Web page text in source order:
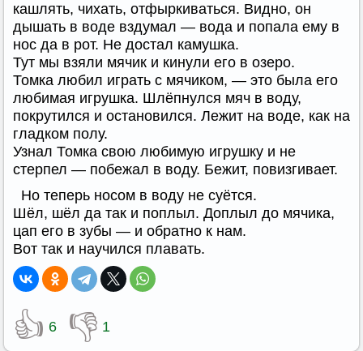
кашлять, чихать, отфыркиваться. Видно, он
дышать в воде вздумал — вода и попала ему в
нос да в рот. Не достал камушка.
Тут мы взяли мячик и кинули его в озеро.
Томка любил играть с мячиком, — это была его
любимая игрушка. Шлёпнулся мяч в воду,
покрутился и остановился. Лежит на воде, как на
гладком полу.
Узнал Томка свою любимую игрушку и не
стерпел — побежал в воду. Бежит, повизгивает.
Но теперь носом в воду не суётся.
Шёл, шёл да так и поплыл. Доплыл до мячика,
цап его в зубы — и обратно к нам.
Вот так и научился плавать.
👍 6 👎 1